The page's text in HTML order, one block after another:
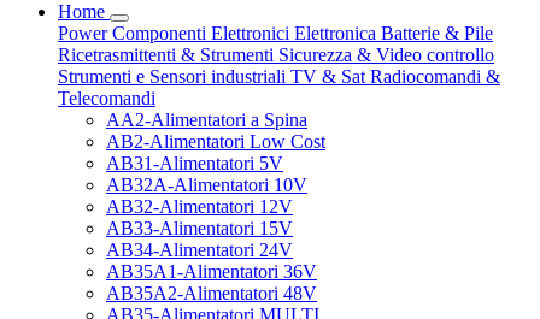
Home
PowerComponenti Elettronici Elettronica Batterie & Pile
Ricetrasmittenti & Strumenti Sicurezza & Video controllo
Strumenti e Sensori industriali TV & Sat Radiocomandi &
Telecomandi
AA2-Alimentatori a Spina
AB2-Alimentatori Low Cost
AB31-Alimentatori 5V
AB32A-Alimentatori 10V
AB32-Alimentatori 12V
AB33-Alimentatori 15V
AB34-Alimentatori 24V
AB35A1-Alimentatori 36V
AB35A2-Alimentatori 48V
AB35-Alimentatori MULTI